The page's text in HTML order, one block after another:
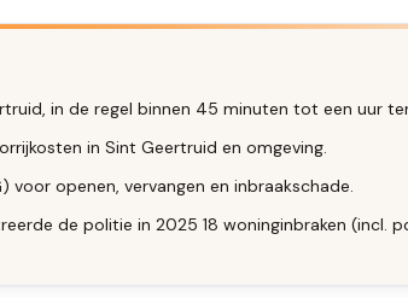
in de regel binnen 45 minuten tot een uur
in Sint Geertruid en omgeving.
voor openen, vervangen en inbraakschade.
de politie in 2025 18 woninginbraken (incl.